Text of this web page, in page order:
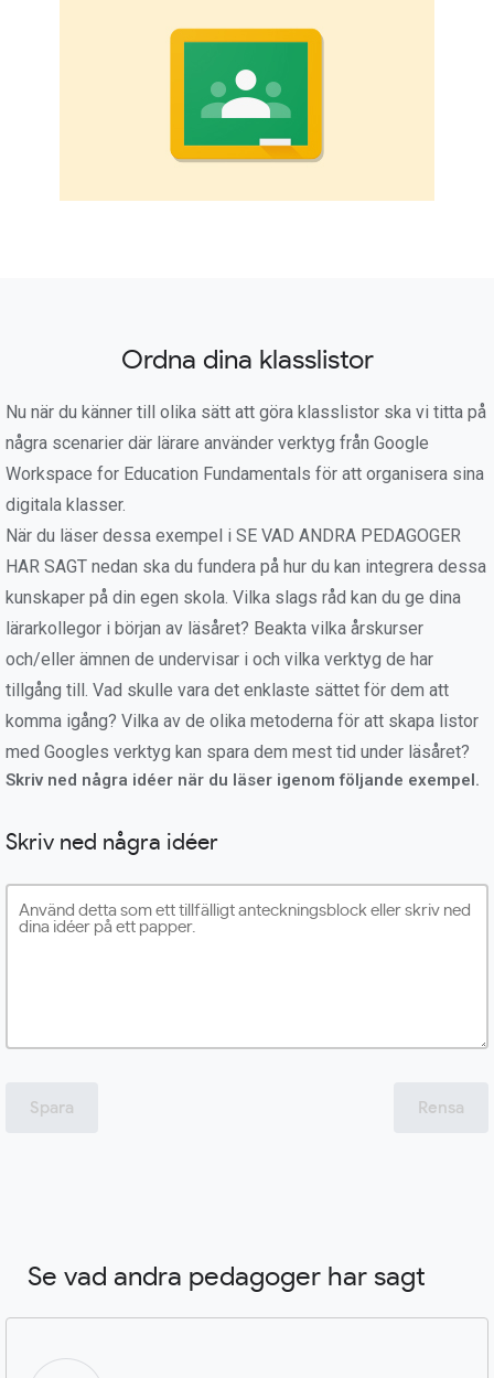
Ordna dina klasslistor
Nu när du känner till olika sätt att göra klasslistor ska vi titta på
några scenarier där lärare använder verktyg från Google
Workspace for Education Fundamentals för att organisera sina
digitala klasser.
När du läser dessa exempel i SE VAD ANDRA PEDAGOGER
HAR SAGT nedan ska du fundera på hur du kan integrera dessa
kunskaper på din egen skola. Vilka slags råd kan du ge dina
lärarkollegor i början av läsåret? Beakta vilka årskurser
och/eller ämnen de undervisar i och vilka verktyg de har
tillgång till. Vad skulle vara det enklaste sättet för dem att
komma igång? Vilka av de olika metoderna för att skapa listor
med Googles verktyg kan spara dem mest tid under läsåret?
Skriv ned några idéer när du läser igenom följande exempel.
Skriv ned några idéer
Spara Rensa
Se vad andra pedagoger har sagt